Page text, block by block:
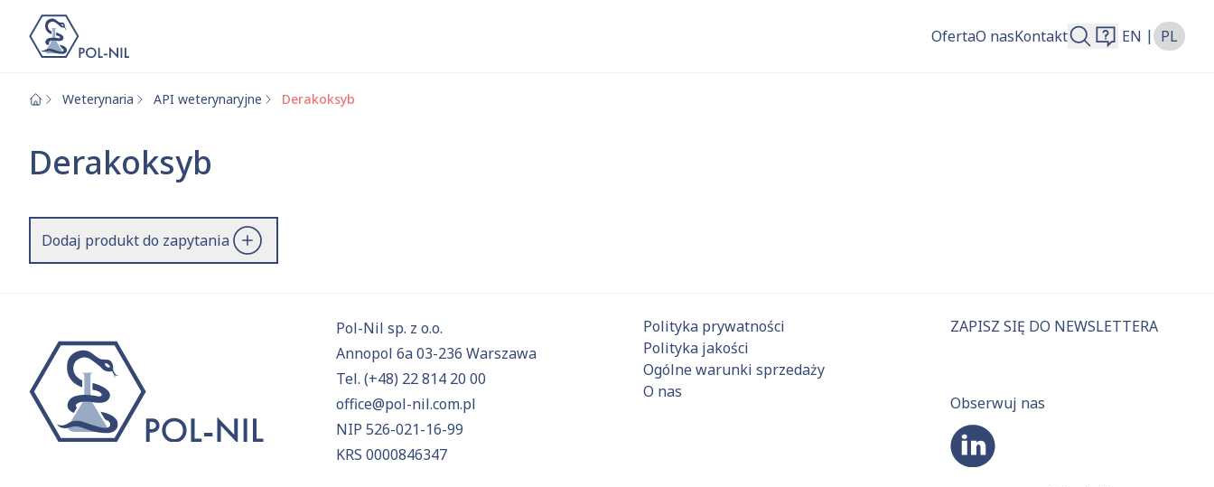
OfertaO nasKontakt EN | PL
Weterynaria API weterynaryjne Derakoksyb
Derakoksyb
Dodaj produkt do zapytania
Pol-Nil sp. z o.o.
Annopol 6a 03-236 Warszawa
Tel. (+48) 22 814 20 00
office@pol-nil.com.pl
NIP 526-021-16-99
KRS 0000846347
Polityka prywatności
Polityka jakości
Ogólne warunki sprzedaży
O nas
ZAPISZ SIĘ DO NEWSLETTERA
Obserwuj nas